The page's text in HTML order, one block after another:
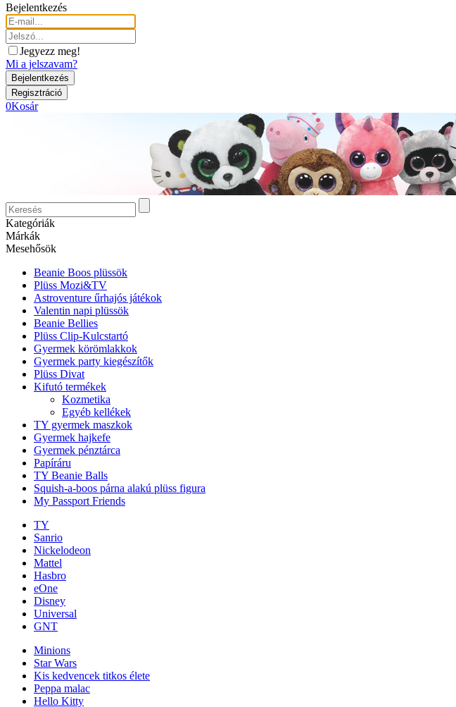
Bejelentkezés
Jegyezz meg!
Mi a jelszavam?
0Kosár
Kategóriák
Márkák
Mesehősök
Beanie Boos plüssök
Plüss Mozi&TV
Astroventure űrhajós játékok
Valentin napi plüssök
Beanie Bellies
Plüss Clip-Kulcstartó
Gyermek körömlakkok
Gyermek party kiegészítők
Plüss Divat
Kifutó termékek
Kozmetika
Egyéb kellékek
TY gyermek maszkok
Gyermek hajkefe
Gyermek pénztárca
Papíráru
TY Beanie Balls
Squish-a-boos párna alakú plüss figura
My Passport Friends
TY
Sanrio
Nickelodeon
Mattel
Hasbro
eOne
Disney
Universal
GNT
Minions
Star Wars
Kis kedvencek titkos élete
Peppa malac
Hello Kitty